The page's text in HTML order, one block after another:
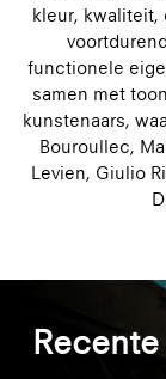
kleur, kwaliteit,
functionele
samen met
kunstenaars,
Bouroullec,
Levien, Giulio